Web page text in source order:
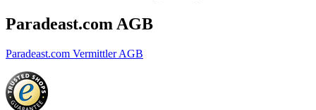
Paradeast.com AGB
Paradeast.com Vermittler AGB